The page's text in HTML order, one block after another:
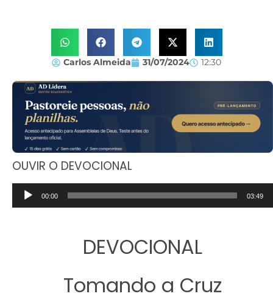
Carlos Almeida 31/07/2024 12:30
OUVIR O DEVOCIONAL
Tocador
de
00:00 03:49
DEVOCIONAL
Tomando a Cruz